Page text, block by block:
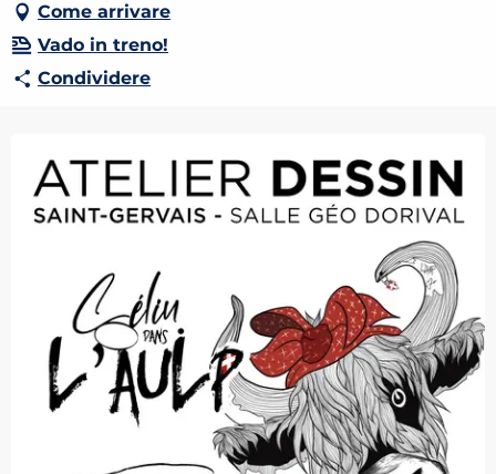
Come arrivare
Vado in treno!
Condividere